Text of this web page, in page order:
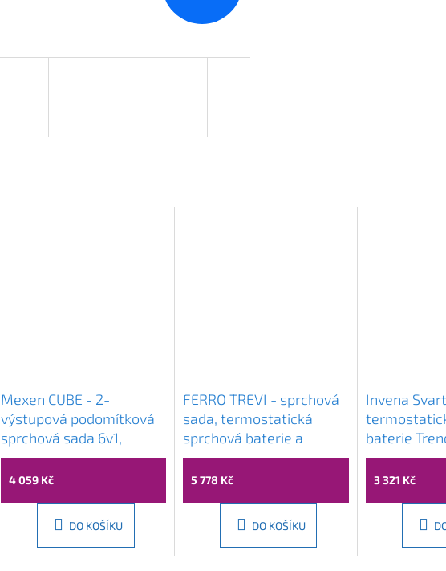
Mexen CUBE - 2-
výstupová podomítková
sprchová sada 6v1,
Chrom, 5907709105775
4 059 Kč
DO KOŠÍKU
FERRO TREVI - sprchová
sada, termostatická
sprchová baterie a
hlavice 30x30cm, chrom,
NP75SQ-TRV7U
5 778 Kč
DO KOŠÍKU
Invena
baterie
sprchovou
25x25 cm,
3 321 Kč